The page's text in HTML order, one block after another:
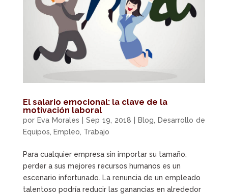
El salario emocional: la clave de la
motivación laboral
por Eva Morales Sep 19, 2018 Blog
Desarrollo de
Equipos
Empleo Trabajo
Para cualquier empresa sin importar su tamaño,
perder a sus mejores recursos humanos es un
escenario infortunado. La renuncia de un empleado
talentoso podría reducir las ganancias en alrededor